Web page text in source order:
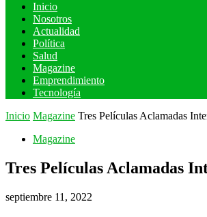
Inicio
Nosotros
Actualidad
Política
Salud
Magazine
Emprendimiento
Tecnología
Inicio Magazine Tres Películas Aclamadas
Magazine
Tres Películas Aclamadas
septiembre 11, 2022